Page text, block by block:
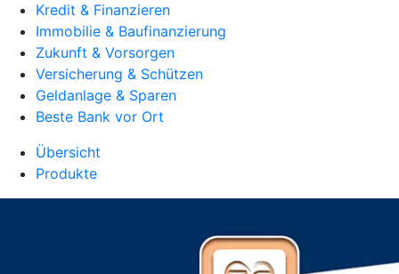
Kredit & Finanzieren
Immobilie & Baufinanzierung
Zukunft & Vorsorgen
Versicherung & Schützen
Geldanlage & Sparen
Beste Bank vor Ort
Übersicht
Produkte